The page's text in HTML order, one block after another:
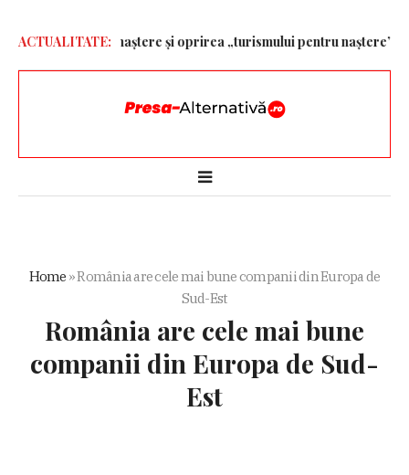
ACTUALITATE:
prin naștere și oprirea „turismului pentru naștere” – Aleph
Home »România are cele mai bune companii din Europa de
Sud-Est
România are cele mai bune
companii din Europa de Sud-
Est